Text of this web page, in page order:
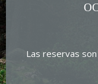
Las reservas